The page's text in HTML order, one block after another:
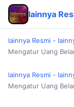
lainnya Resmi -
Mengatur Uang
lainnya Resmi -
Mengatur Uang